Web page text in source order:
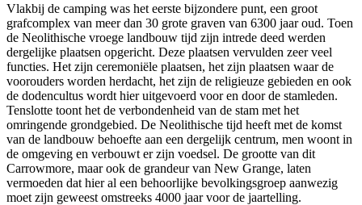
Vlakbij de camping was het eerste bijzondere punt, een groot
grafcomplex van meer dan 30 grote graven van 6300 jaar oud. Toen
de Neolithische vroege landbouw tijd zijn intrede deed werden
dergelijke plaatsen opgericht. Deze plaatsen vervulden zeer veel
functies. Het zijn ceremoniële plaatsen, het zijn plaatsen waar de
voorouders worden herdacht, het zijn de religieuze gebieden en ook
de dodencultus wordt hier uitgevoerd voor en door de stamleden.
Tenslotte toont het de verbondenheid van de stam met het
omringende grondgebied. De Neolithische tijd heeft met de komst
van de landbouw behoefte aan een dergelijk centrum, men woont in
de omgeving en verbouwt er zijn voedsel. De grootte van dit
Carrowmore, maar ook de grandeur van New Grange, laten
vermoeden dat hier al een behoorlijke bevolkingsgroep aanwezig
moet zijn geweest omstreeks 4000 jaar voor de jaartelling.